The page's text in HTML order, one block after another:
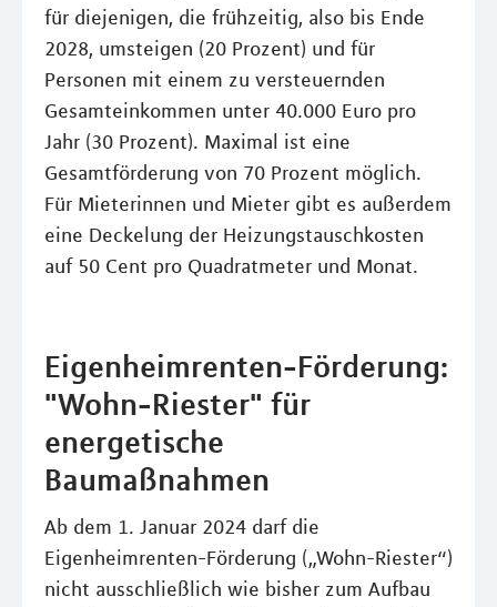
für diejenigen, die frühzeitig, also bis Ende
2028, umsteigen (20 Prozent) und für
Personen mit einem zu versteuernden
Gesamteinkommen unter 40.000 Euro pro
Jahr (30 Prozent). Maximal ist eine
Gesamtförderung von 70 Prozent möglich.
Für Mieterinnen und Mieter gibt es außerdem
eine Deckelung der Heizungstauschkosten
auf 50 Cent pro Quadratmeter und Monat.
Eigenheimrenten-Förderung:
"Wohn-Riester" für
energetische
Baumaßnahmen
Ab dem 1. Januar 2024 darf die
Eigenheimrenten-Förderung („Wohn-Riester“)
nicht ausschließlich wie bisher zum Aufbau